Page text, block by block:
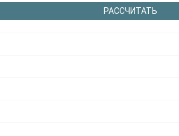
РАССЧИТАТЬ